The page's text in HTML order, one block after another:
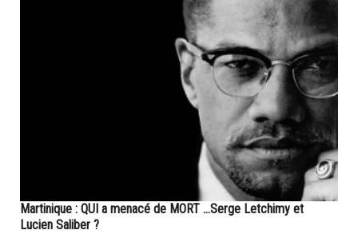
Martinique : QUI a menacé de MORT ...Serge Letchimy et
Lucien Saliber ?